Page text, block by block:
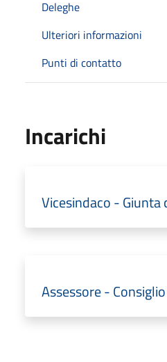
Deleghe
Ulteriori informazioni
Punti di contatto
Incarichi
Vicesindaco - Giunta
Assessore -